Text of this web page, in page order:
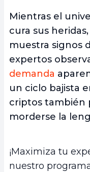
Mientras el
cura sus
muestra signos
expertos
demanda
un ciclo bajista
criptos también
morderse la
¡Maximiza tu
nuestro